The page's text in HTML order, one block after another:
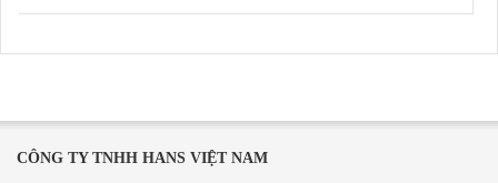
CÔNG TY TNHH HANS VIỆT NAM